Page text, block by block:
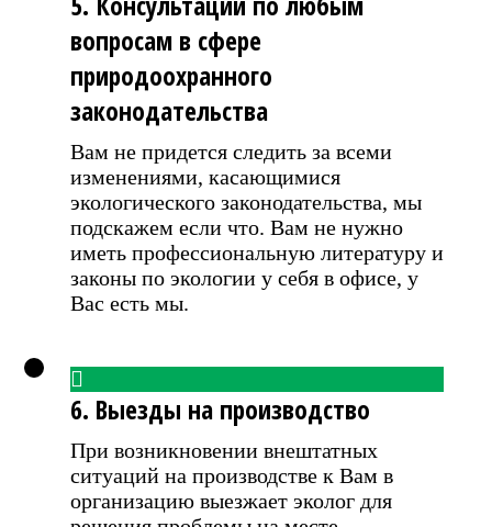
вопросам в сфере
природоохранного
законодательства
Вам не придется следить за всеми
изменениями, касающимися
экологического законодательства, мы
подскажем если что. Вам не нужно
иметь профессиональную литературу и
законы по экологии у себя в офисе, у
Вас есть мы.
6. Выезды на производство
При возникновении внештатных
ситуаций на производстве к Вам в
организацию выезжает эколог для